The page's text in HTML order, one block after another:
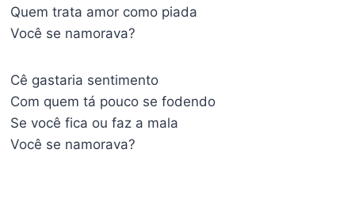
Quem trata amor como piada
Você se namorava?
Cê gastaria sentimento
Com quem tá pouco se fodendo
Se você fica ou faz a mala
Você se namorava?